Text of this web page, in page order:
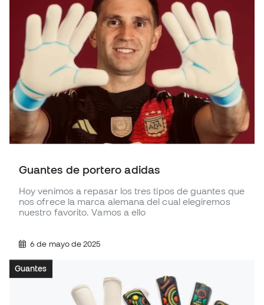
Guantes de portero adidas
Hoy venimos a repasar los tres tipos de guantes que
nos ofrece la marca alemana del cual elegiremos
nuestro favorito. Vamos a ello
6 de mayo de 2025
Guantes